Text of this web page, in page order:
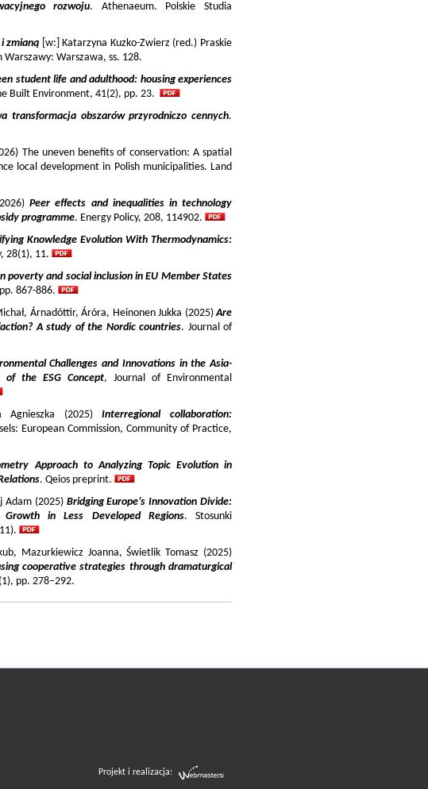
rozwoju. Athenaeum. Polskie Studia
zmianą [w:] Katarzyna Kuzko-Zwierz (red.) Praskie
Warszawa, ss. 128.
student life and adulthood: housing experiences
Built Environment, 41(2), pp. 23.
transformacja obszarów przyrodniczo cennych.
The uneven benefits of conservation: A spatial
local development in Polish municipalities. Land
Peer effects and inequalities in technology
programme. Energy Policy, 208, 114902.
Knowledge Evolution With Thermodynamics:
28(1), 11.
poverty and social inclusion in EU Member States
867-886.
Árnadóttir, Áróra, Heinonen Jukka (2025)Are
A study of the Nordic countries. Journal of
Challenges and Innovations in the Asia-
of the ESG Concept, Journal of Environmental
Agnieszka (2025)Interregional collaboration:
European Commission, Community of Practice,
Approach to Analyzing Topic Evolution in
. Qeios preprint.
Adam (2025) Bridging Europe’s Innovation Divide:
in Less Developed Regions. Stosunki
Mazurkiewicz Joanna, Świetlik Tomasz (2025)
cooperative strategies through dramaturgical
pp. 278–292.
Projekt i realizacja: